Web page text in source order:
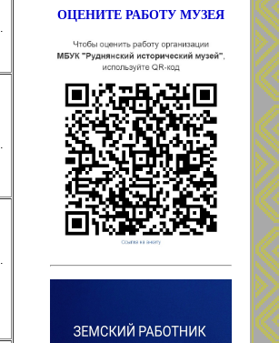
ОЦЕНИТЕ РАБОТУ МУЗЕЯ